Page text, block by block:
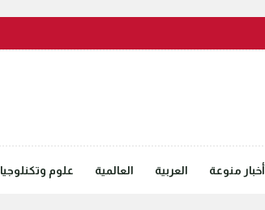
أخبار منوعة العربية العالمية علوم وتكنلوجيا